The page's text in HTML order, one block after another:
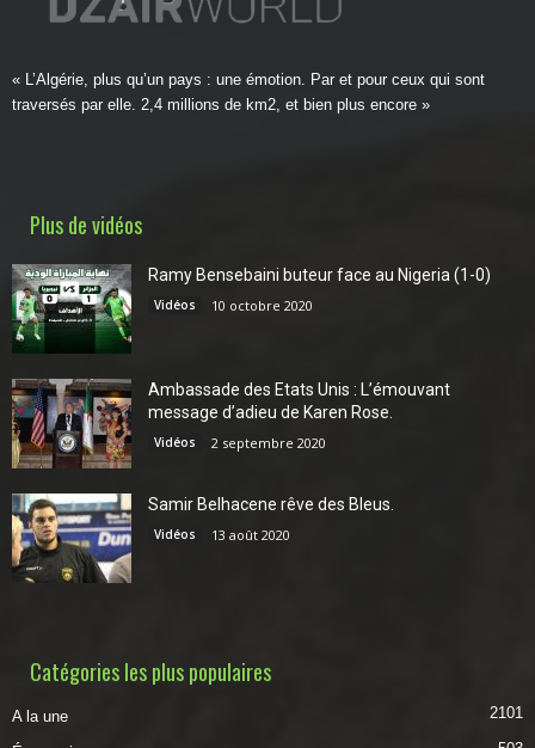
« L’Algérie, plus qu’un pays : une émotion. Par et pour ceux qui sont
traversés par elle. 2,4 millions de km2, et bien plus encore »
Plus de vidéos
Ramy Bensebaini buteur face au Nigeria (1-0)
Vidéos 10 octobre 2020
Ambassade des Etats Unis : L’émouvant
message d’adieu de Karen Rose.
Vidéos 2 septembre 2020
Samir Belhacene rêve des Bleus.
Vidéos 13 août 2020
Catégories les plus populaires
A la une 2101